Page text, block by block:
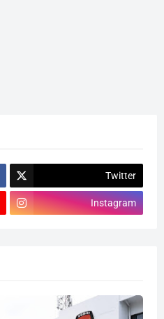
Twitter
Instagram